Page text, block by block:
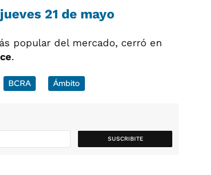
21 de mayo
popular del mercado, cerró en
.
BCRA Ámbito
SUSCRIBITE